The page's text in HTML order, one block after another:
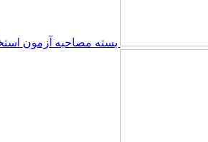
بسته مصاحبه آزمون